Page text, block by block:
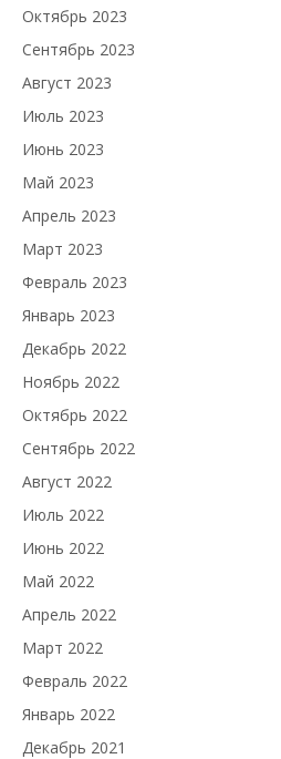
Октябрь 2023
Сентябрь 2023
Август 2023
Июль 2023
Июнь 2023
Май 2023
Апрель 2023
Март 2023
Февраль 2023
Январь 2023
Декабрь 2022
Ноябрь 2022
Октябрь 2022
Сентябрь 2022
Август 2022
Июль 2022
Июнь 2022
Май 2022
Апрель 2022
Март 2022
Февраль 2022
Январь 2022
Декабрь 2021